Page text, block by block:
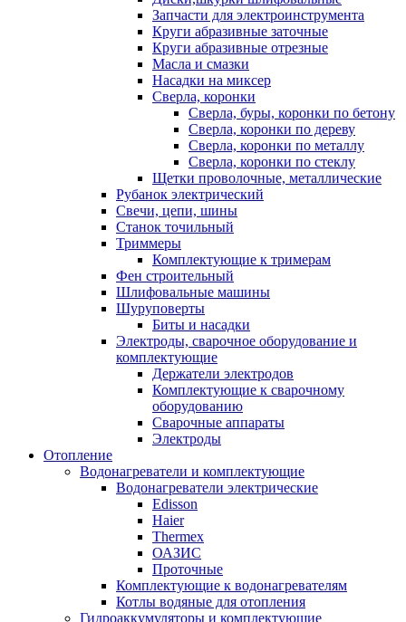
Запчасти для электроинструмента
Круги абразивные заточные
Круги абразивные отрезные
Масла и смазки
Насадки на миксер
Сверла, коронки
Сверла, буры, коронки по бетону
Сверла, коронки по дереву
Сверла, коронки по металлу
Сверла, коронки по стеклу
Щетки проволочные, металлические
Рубанок электрический
Свечи, цепи, шины
Станок точильный
Триммеры
Комплектующие к тримерам
Фен строительный
Шлифовальные машины
Шуруповерты
Биты и насадки
Электроды, сварочное оборудование и
комплектующие
Держатели электродов
Комплектующие к сварочному
оборудованию
Сварочные аппараты
Электроды
Отопление
Водонагреватели и комплектующие
Водонагреватели электрические
Edisson
Haier
Thermex
ОАЗИС
Проточные
Комплектующие к водонагревателям
Котлы водяные для отопления
Гидроаккумуляторы и комплектующие